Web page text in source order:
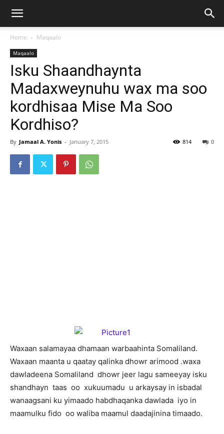
Home Maqaalo
Maqaalo
Isku Shaandhaynta
Madaxweynuhu wax ma soo
kordhisaa Mise Ma Soo
Kordhiso?
By Jamaal A. Yonis - January 7, 2015 0
814
Waxaan salamayaa dhamaan warbaahinta Somaliland.
Waxaan maanta u qaatay qalinka dhowr arimood .waxa
dawladeena Somaliland dhowr jeer lagu sameeyay isku
shandhayn taas oo xukuumadu u arkaysay in isbadal
wanaagsani ku yimaado habdhaqanka dawlada iyo in
maamulku fido oo waliba maamul daadajinina timaado.